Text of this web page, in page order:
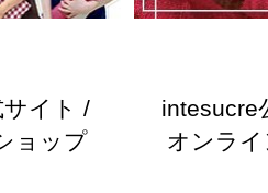
イト /
ョップ
intesucre
オンラ